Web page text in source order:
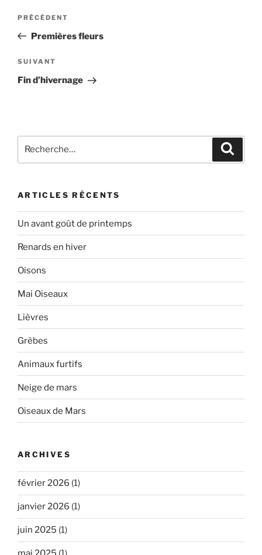
Navigation
l’article
Article
précédent
PRÉCÉDENT
Premières fleurs
Article
suivant
SUIVANT
Fin d’hivernage
pour
ARTICLES RÉCENTS
Un avant goût de printemps
Renards en hiver
Oisons
Mai Oiseaux
Lièvres
Grèbes
Animaux furtifs
Neige de mars
Oiseaux de Mars
ARCHIVES
février 2026 (1)
janvier 2026 (1)
juin 2025 (1)